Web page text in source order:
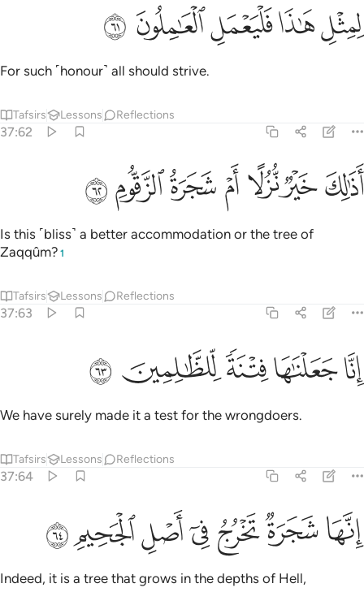
لمثل هاذا فليعمل العاملون ٦١
لِمِثْلِ هَـٰذَا فَلْيَعْمَلِ ٱلْعَـٰمِلُونَ ٦١
ﱷﱸﱹﱺ ﱻ
For such ˹honour˺ all should strive.
Tafsirs Lessons Reflections
37:62
اذالك خير نزلا ام شجرة الزقوم ٦٢
أَذَٰلِكَ خَيْرٌۭ نُّزُلًا أَمْ شَجَرَةُ ٱلزَّقُّومِ ٦٢
ﱼﱽﱾﱿﲀﲁﲂ
Is this ˹bliss˺ a better accommodation or the tree of
Zaqqûm? 1
Tafsirs Lessons Reflections
37:63
انا جعلناها فتنة للظالمين ٦٣
إِنَّا جَعَلْنَـٰهَا فِتْنَةًۭ لِّلظَّـٰلِمِينَ ٦٣
ﲃﲄﲅﲆ ﲇ
We have surely made it a test for the wrongdoers.
Tafsirs Lessons Reflections
37:64
انها شجرة تخرج في اصل الجحيم ٦٤
إِنَّهَا شَجَرَةٌۭ تَخْرُجُ فِىٓ أَصْلِ ٱلْجَحِيمِ ٦٤
ﲈﲉﲊﲋﲌﲍﲎ
Indeed, it is a tree that grows in the depths of Hell,